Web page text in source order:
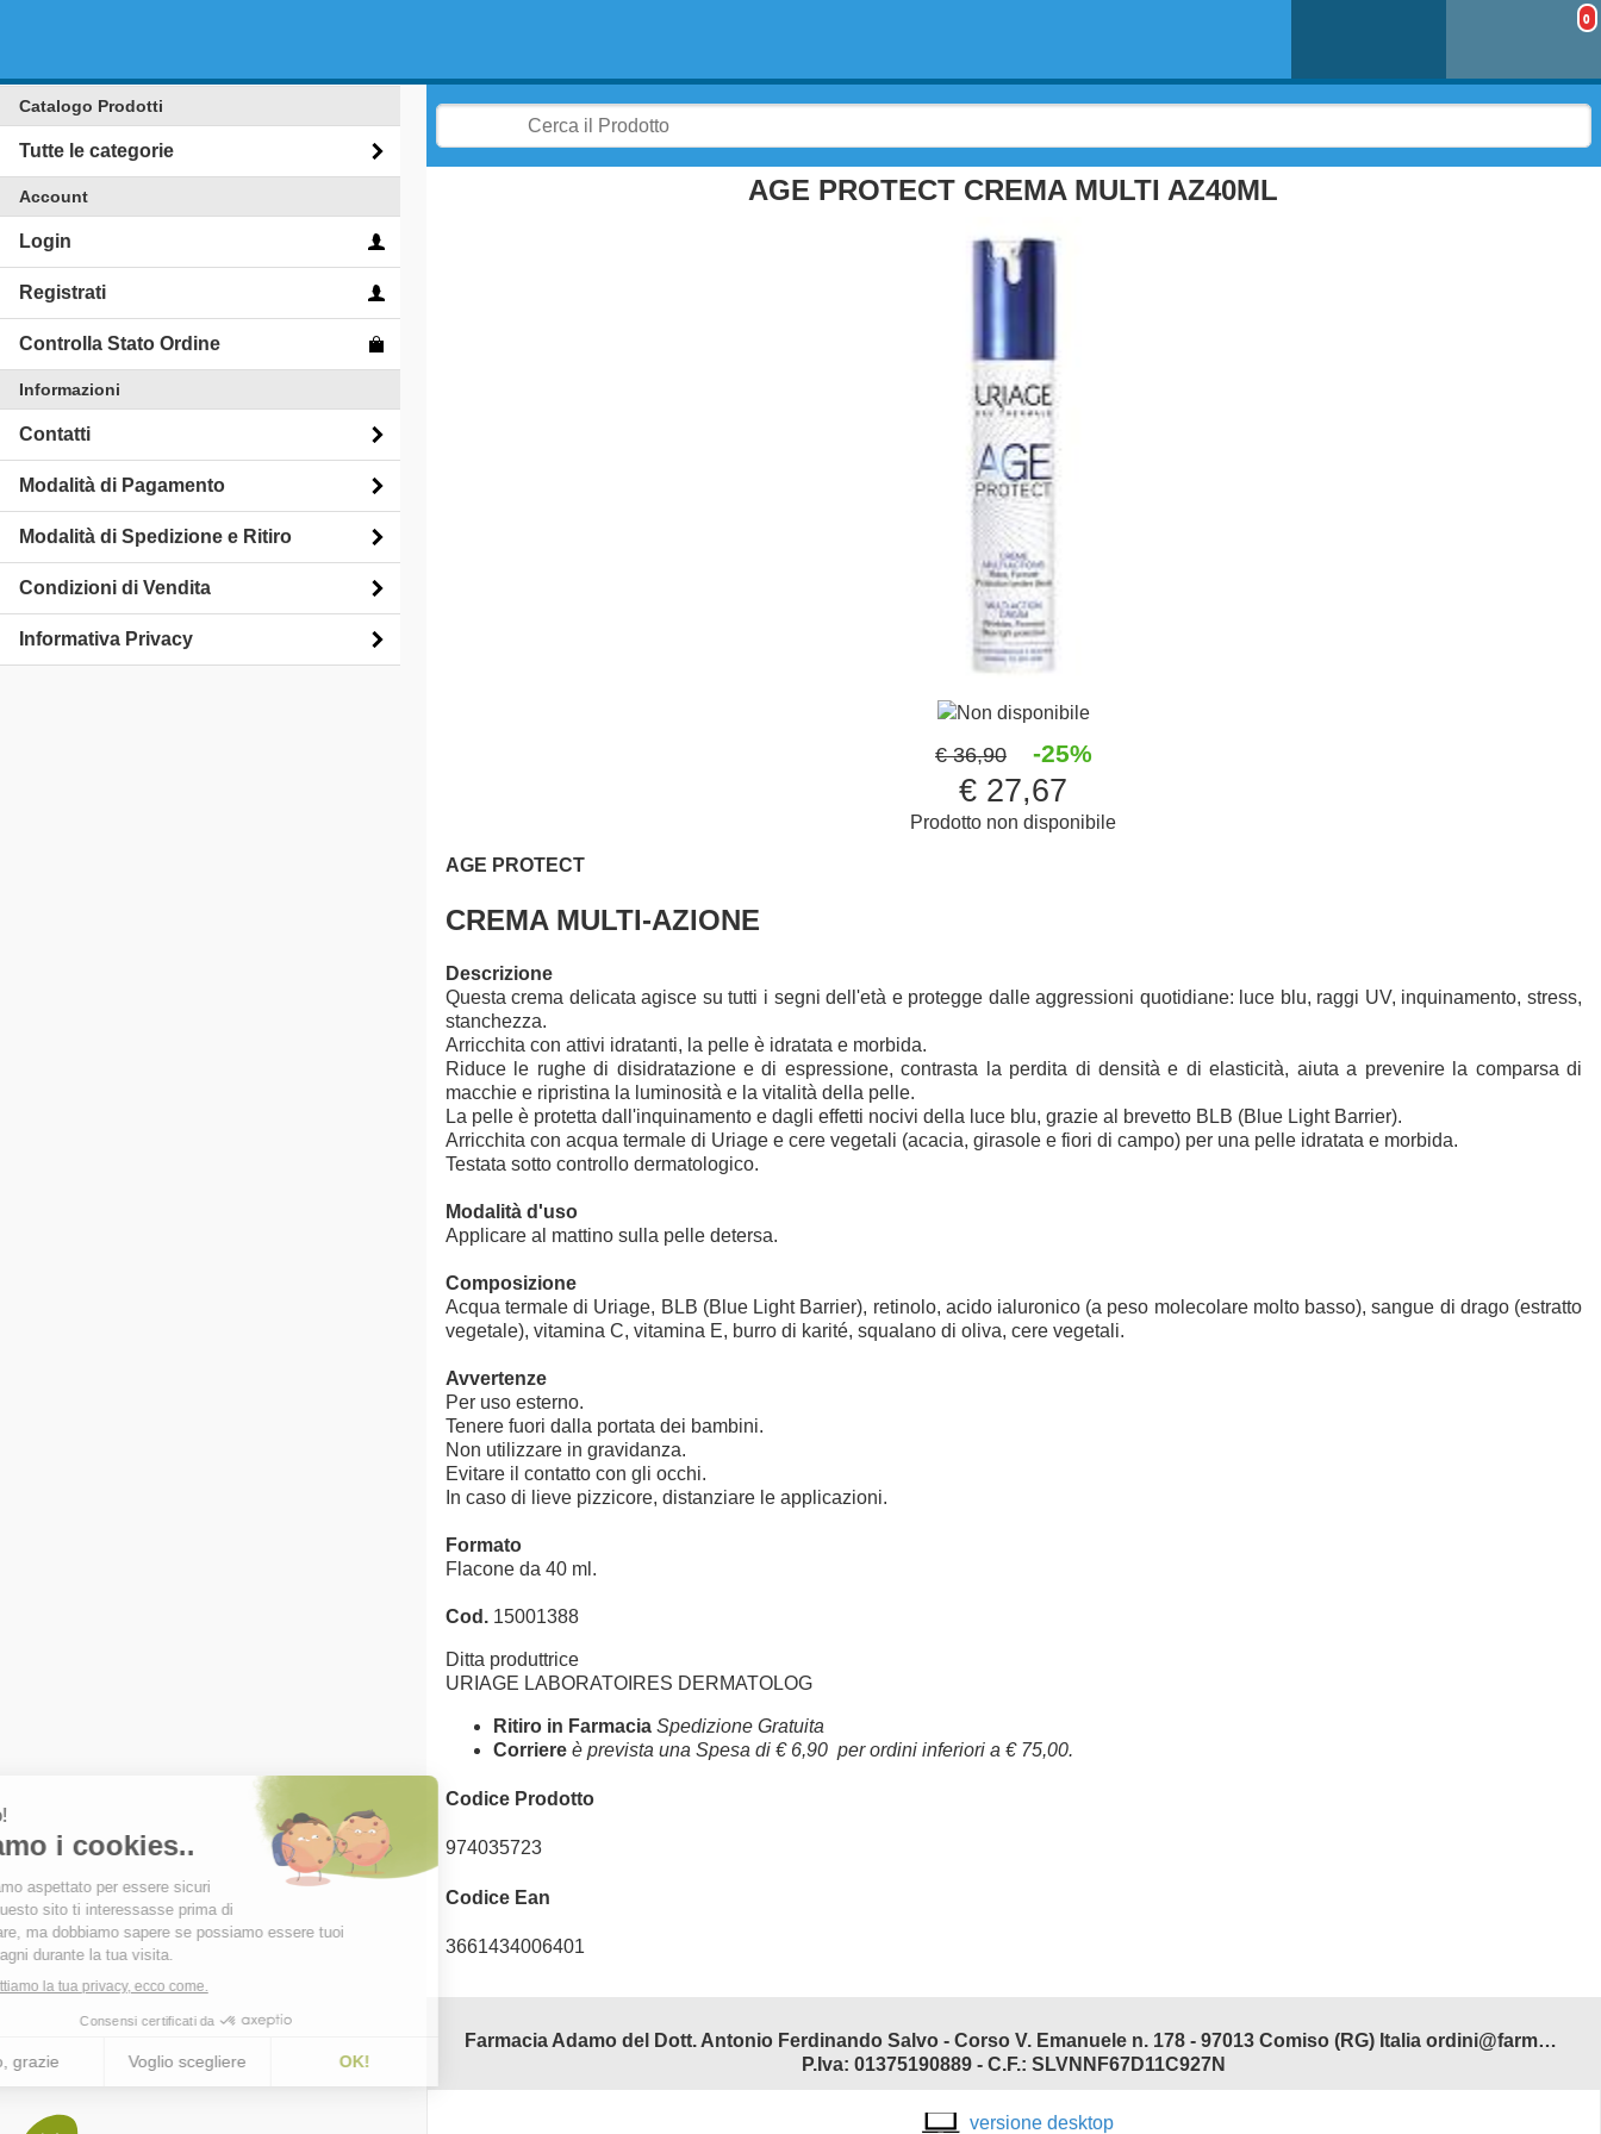
0
AGE PROTECT CREMA MULTI AZ40ML
Non disponibile
€ 36,90 -25%
€ 27,67
Prodotto non disponibile
AGE PROTECT
CREMA MULTI-AZIONE
Descrizione
Questa crema delicata agisce su tutti i segni dell'età e protegge dalle aggressioni quotidiane: luce blu, raggi UV, inquinamento, stress,
stanchezza.
Arricchita con attivi idratanti, la pelle è idratata e morbida.
Riduce le rughe di disidratazione e di espressione, contrasta la perdita di densità e di elasticità, aiuta a prevenire la comparsa di
macchie e ripristina la luminosità e la vitalità della pelle.
La pelle è protetta dall'inquinamento e dagli effetti nocivi della luce blu, grazie al brevetto BLB (Blue Light Barrier).
Arricchita con acqua termale di Uriage e cere vegetali (acacia, girasole e fiori di campo) per una pelle idratata e morbida.
Testata sotto controllo dermatologico.
Modalità d'uso
Applicare al mattino sulla pelle detersa.
Composizione
Acqua termale di Uriage, BLB (Blue Light Barrier), retinolo, acido ialuronico (a peso molecolare molto basso), sangue di drago (estratto
vegetale), vitamina C, vitamina E, burro di karité, squalano di oliva, cere vegetali.
Avvertenze
Per uso esterno.
Tenere fuori dalla portata dei bambini.
Non utilizzare in gravidanza.
Evitare il contatto con gli occhi.
In caso di lieve pizzicore, distanziare le applicazioni.
Formato
Flacone da 40 ml.
Cod.15001388
Ditta produttrice
URIAGE LABORATOIRES DERMATOLOG
Ritiro in FarmaciaSpedizione Gratuita
Corriereè prevista una Spesa di € 6,90 per ordini inferiori a € 75,00.
Codice Prodotto
974035723
Codice Ean
3661434006401
Farmacia Adamo del Dott. Antonio Ferdinando Salvo - Corso V. Emanuele n. 178 - 97013 Comiso (RG) Italia ordini@farmaciadamonline.it
P.Iva: 01375190889 - C.F.: SLVNNF67D11C927N
versione desktop
Catalogo Prodotti
Tutte le categorie
Account
Login
Registrati
Controlla Stato Ordine
Informazioni
Contatti
Modalità di Pagamento
Modalità di Spedizione e Ritiro
Condizioni di Vendita
Informativa Privacy